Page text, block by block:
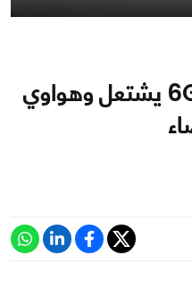
سباق الجيل السادس 6G يشتعل وهواوي